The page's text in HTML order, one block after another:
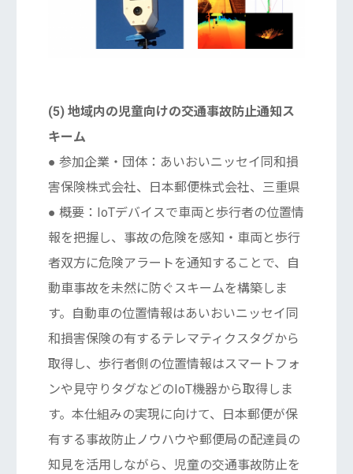
(5) 地域内の児童向けの交通事故防止通知ス
キーム
● 参加企業・団体：あいおいニッセイ同和損
害保険株式会社、日本郵便株式会社、三重県
● 概要：IoTデバイスで車両と歩行者の位置情
報を把握し、事故の危険を感知・車両と歩行
者双方に危険アラートを通知することで、自
動車事故を未然に防ぐスキームを構築しま
す。自動車の位置情報はあいおいニッセイ同
和損害保険の有するテレマティクスタグから
取得し、歩行者側の位置情報はスマートフォ
ンや見守りタグなどのIoT機器から取得しま
す。本仕組みの実現に向けて、日本郵便が保
有する事故防止ノウハウや郵便局の配達員の
知見を活用しながら、児童の交通事故防止を